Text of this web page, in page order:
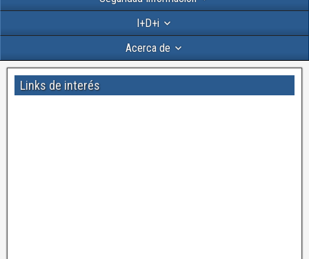
I+D+i
Acerca de
Links de interés